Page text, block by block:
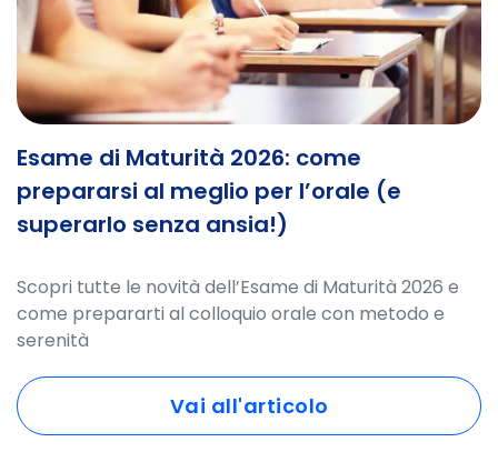
Esame di Maturità 2026: come
prepararsi al meglio per l’orale (e
superarlo senza ansia!)
Scopri tutte le novità dell’Esame di Maturità 2026 e
come prepararti al colloquio orale con metodo e
serenità
Vai all'articolo